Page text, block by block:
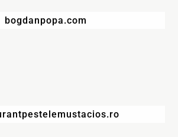
bogdanpopa.com